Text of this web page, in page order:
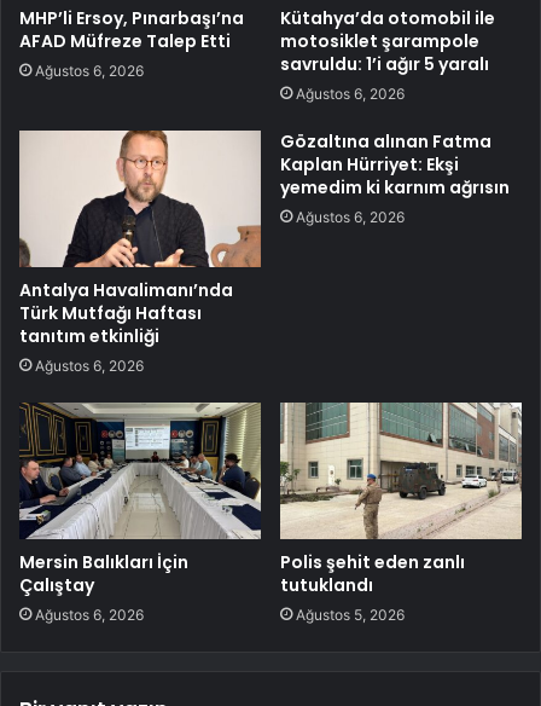
MHP’li Ersoy, Pınarbaşı’na
AFAD Müfreze Talep Etti
Ağustos 6, 2026
Kütahya’da otomobil ile
motosiklet şarampole
savruldu: 1’i ağır 5 yaralı
Ağustos 6, 2026
Antalya Havalimanı’nda
Türk Mutfağı Haftası
tanıtım etkinliği
Ağustos 6, 2026
Gözaltına alınan Fatma
Kaplan Hürriyet: Ekşi
yemedim ki karnım ağrısın
Ağustos 6, 2026
Mersin Balıkları İçin
Çalıştay
Ağustos 6, 2026
Polis şehit eden zanlı
tutuklandı
Ağustos 5, 2026